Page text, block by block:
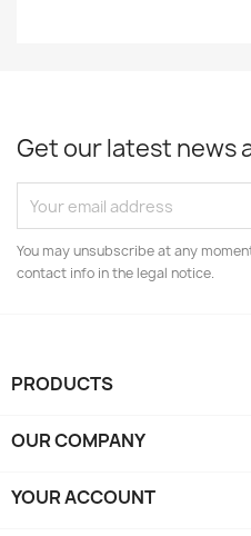
Get our latest news
You may unsubscribe at any
contact info in the legal notice.
PRODUCTS
OUR COMPANY
YOUR ACCOUNT